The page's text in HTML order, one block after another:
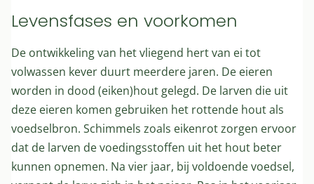
Levensfases en voorkomen
De ontwikkeling van het vliegend hert van ei tot
volwassen kever duurt meerdere jaren. De eieren
worden in dood (eiken)hout gelegd. De larven die uit
deze eieren komen gebruiken het rottende hout als
voedselbron. Schimmels zoals eikenrot zorgen ervoor
dat de larven de voedingsstoffen uit het hout beter
kunnen opnemen. Na vier jaar, bij voldoende voedsel,